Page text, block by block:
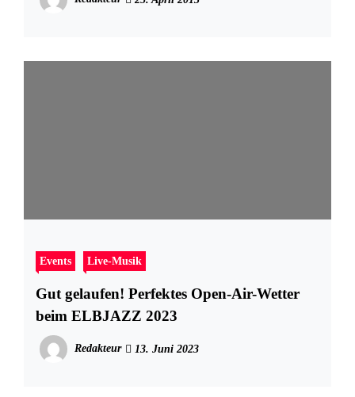
Events Live-Musik
Gut gelaufen! Perfektes Open-Air-Wetter
beim ELBJAZZ 2023
Redakteur 13. Juni 2023